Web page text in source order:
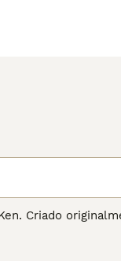
Criado
compañero para